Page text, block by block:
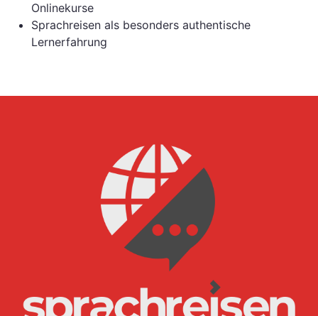
Onlinekurse
Sprachreisen als besonders authentische
Lernerfahrung